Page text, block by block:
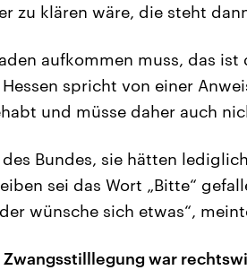
zu klären wäre, die steht
aufkommen muss, das
spricht von einer
und müsse daher auch
Bundes, sie hätten
sei das Wort „Bitte“
wünsche sich etwas“,
war